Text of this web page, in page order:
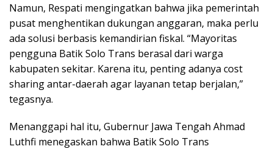
Namun, Respati mengingatkan bahwa jika pemerintah
pusat menghentikan dukungan anggaran, maka perlu
ada solusi berbasis kemandirian fiskal. “Mayoritas
pengguna Batik Solo Trans berasal dari warga
kabupaten sekitar. Karena itu, penting adanya cost
sharing antar-daerah agar layanan tetap berjalan,”
tegasnya.
Menanggapi hal itu, Gubernur Jawa Tengah Ahmad
Luthfi menegaskan bahwa Batik Solo Trans